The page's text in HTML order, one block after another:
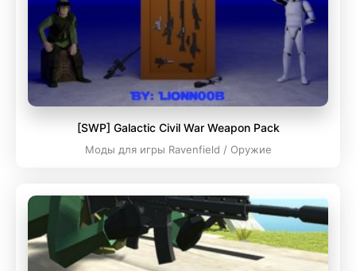
[SWP] Galactic Civil War Weapon Pack
Моды для игры Ravenfield / Оружие